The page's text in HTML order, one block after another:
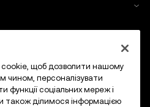
щоб дозволити нашому
чином, персоналізувати
функції соціальних мереж і
також ділимося інформацією